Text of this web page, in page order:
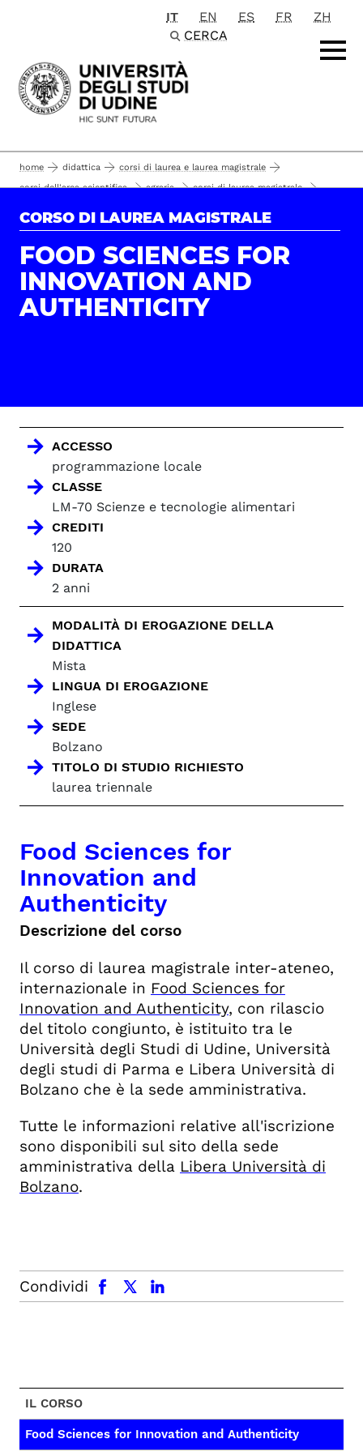
Passa al contenuto principale
IT EN ES FR
ZH
CERCA
home didattica
corsi di laurea e laurea magistrale
corsi dell'area scientifica
agraria
corsi di laurea magistrale
food sciences for innovation and authenticity
CORSO DI LAUREA MAGISTRALE
FOOD SCIENCES FOR
INNOVATION AND
AUTHENTICITY
ACCESSO
programmazione locale
CLASSE
LM-70 Scienze e tecnologie alimentari
CREDITI
120
DURATA
2 anni
MODALITÀ DI EROGAZIONE DELLA
DIDATTICA
Mista
LINGUA DI EROGAZIONE
Inglese
SEDE
Bolzano
TITOLO DI STUDIO RICHIESTO
laurea triennale
Food Sciences for
Innovation and
Authenticity
Descrizione del corso
Il corso di laurea magistrale inter-ateneo,
internazionale in Food Sciences for
Innovation and Authenticity, con rilascio
del titolo congiunto, è istituito tra le
Università degli Studi di Udine, Università
degli studi di Parma e Libera Università di
Bolzano che è la sede amministrativa.
Tutte le informazioni relative all'iscrizione
sono disponibili sul sito della sede
amministrativa della Libera Università di
Bolzano.
Condividi
facebook x.com linkedin
IL CORSO
Food Sciences for Innovation and Authenticity